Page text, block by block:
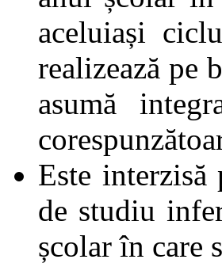
aceluiași
realizează pe
asumă
Este
de studiu
școlar în care